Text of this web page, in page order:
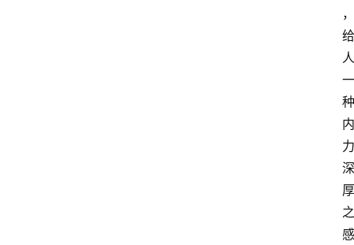
，
给
人
一
种
内
力
深
厚
之
感